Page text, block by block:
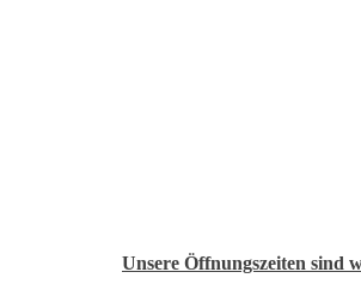
Unsere Öffnungszeiten sind